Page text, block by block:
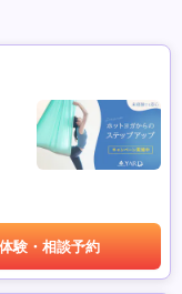
体験・相談予約